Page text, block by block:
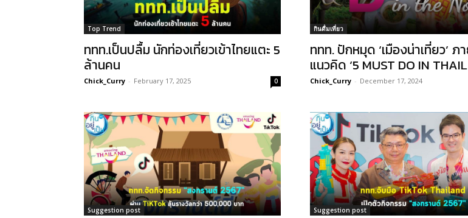
Top Trend
ททท.เป็นปลื้ม นักท่องเที่ยวเข้าไทยแตะ 5
ล้านคน
Chick_Curry - February 17, 2025 0
กินดื่มเที่ยว
ททท. ปักหมุด ‘เมืองน่าเที่ยว’ ภ
แนวคิด ‘5 MUST DO IN
Chick_Curry - December 17, 2024
Suggestion post Suggestion post